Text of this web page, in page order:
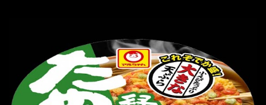
に行っても同じメニュー同じ味のファミレスには行きません。 最
近は、ステーキガストに試しに行ったぐらいです。（肉が喰いた
くて） しかし最近のファミレスは合理化が進み、店員さんもフロ
ア担当は2人程度しか居ないんだよねぇ～ それに注文はタッチパ
ネル！！ 凄いよなぁ～ 20年位前は、フロア担当だけでも5人は